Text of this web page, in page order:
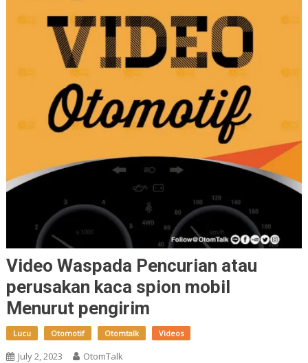
Video Waspada Pencurian atau
perusakan kaca spion mobil
Menurut pengirim
Lucu Otomotif Otomtalk Videos
July 2, 2023 OtomTalk